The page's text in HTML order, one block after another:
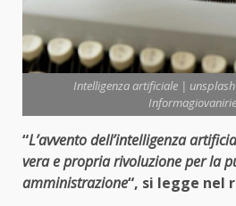
Intelligenza artificiale |
“L’avvento dell’intelligenza
vera e propria rivoluzione per la
amministrazione“, si legge nel